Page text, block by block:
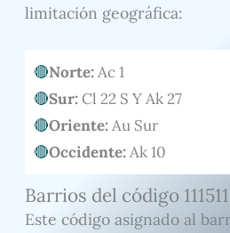
limitación geográfica:
Norte:Ac 1
Sur:Cl 22 S Y Ak 27
Oriente:Au Sur
Occidente:Ak 10
Barrios del código 111511
Este código asignado al